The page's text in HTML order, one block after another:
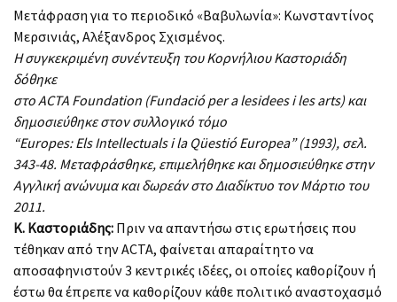
Μετάφραση για το περιοδικό «Βαβυλωνία»: Κωνσταντίνος
Μερσινιάς, Αλέξανδρος Σχισμένος.
Η συγκεκριμένη συνέντευξη του Κορνήλιου Καστοριάδη
δόθηκε
στοACTA Foundation (Fundacióper a lesidees i les arts) και
δημοσιεύθηκε στον συλλογικό τόμο
“Europes:Els Intellectuals i la QüestióEuropea” (1993), σελ.
343-48. Μεταφράσθηκε, επιμελήθηκε και δημοσιεύθηκε στην
Αγγλική ανώνυμα και δωρεάν στο Διαδίκτυο τον Μάρτιο του
2011.
Κ. Καστοριάδης: Πριν να απαντήσω στις ερωτήσεις που
τέθηκαν από την ACTA, φαίνεται απαραίτητο να
αποσαφηνιστούν 3 κεντρικές ιδέες, οι οποίες καθορίζουν ή
έστω θα έπρεπε να καθορίζουν κάθε πολιτικό αναστοχασμό